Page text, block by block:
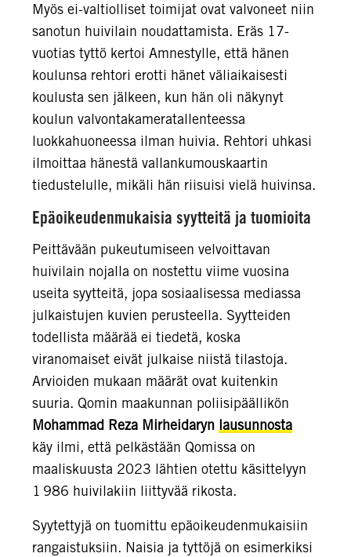
Myös ei-valtiolliset toimijat ovat valvoneet niin
sanotun huivilain noudattamista. Eräs 17-
vuotias tyttö kertoi Amnestylle, että hänen
koulunsa rehtori erotti hänet väliaikaisesti
koulusta sen jälkeen, kun hän oli näkynyt
koulun valvontakameratallenteessa
luokkahuoneessa ilman huivia. Rehtori uhkasi
ilmoittaa hänestä vallankumouskaartin
tiedustelulle, mikäli hän riisuisi vielä huivinsa.
Epäoikeudenmukaisia syytteitä ja tuomioita
Peittävään pukeutumiseen velvoittavan
huivilain nojalla on nostettu viime vuosina
useita syytteitä, jopa sosiaalisessa mediassa
julkaistujen kuvien perusteella. Syytteiden
todellista määrää ei tiedetä, koska
viranomaiset eivät julkaise niistä tilastoja.
Arvioiden mukaan määrät ovat kuitenkin
suuria. Qomin maakunnan poliisipäällikön
Mohammad Reza Mirheidaryn lausunnosta
käy ilmi, että pelkästään Qomissa on
maaliskuusta 2023 lähtien otettu käsittelyyn
1 986 huivilakiin liittyvää rikosta.
Syytettyjä on tuomittu epäoikeudenmukaisiin
rangaistuksiin. Naisia ja tyttöjä on esimerkiksi